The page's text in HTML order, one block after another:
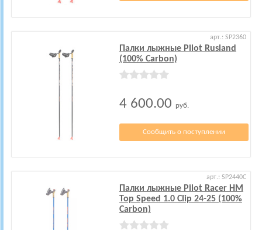
арт.: SP2360
Палки лыжные Pilot Rusland
(100% Carbon)
4 600.00 руб.
Сообщить о поступлении
арт.: SP2440C
Палки лыжные Pilot Racer HM
Top Speed 1.0 Clip 24-25 (100%
Carbon)